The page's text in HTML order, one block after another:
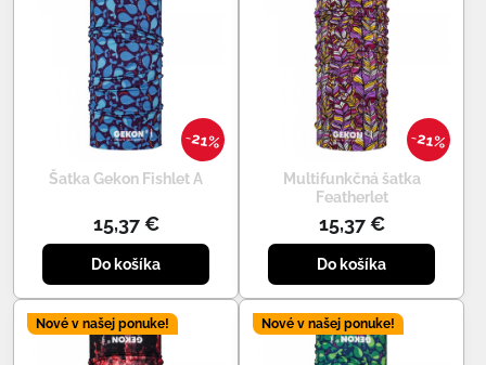
21%
Šatka Gekon Fishlet A
15,37 €
Do košíka
21%
Multifunkčná šatka
Featherlet
15,37 €
Do košíka
Nové v našej ponuke! Nové v našej ponuke!